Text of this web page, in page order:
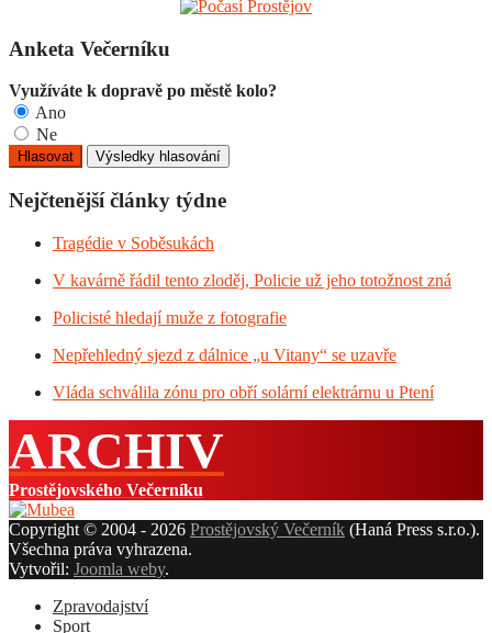
Anketa Večerníku
Využíváte k dopravě po městě kolo?
Ano
Ne
Nejčtenější články týdne
Tragédie v Soběsukách
V kavárně řádil tento zloděj, Policie už jeho totožnost zná
Policisté hledají muže z fotografie
Nepřehledný sjezd z dálnice „u Vitany“ se uzavře
Vláda schválila zónu pro obří solární elektrárnu u Ptení
ARCHIV
Prostějovského Večerníku
Copyright © 2004 - 2026 Prostějovský Večerník (Haná Press s.r.o.).
Všechna práva vyhrazena.
Vytvořil: Joomla weby.
Zpravodajství
Sport